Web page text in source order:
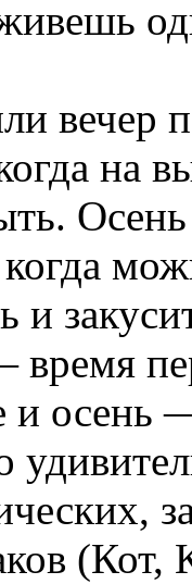
вечер
на
и
и осень
(Кот,